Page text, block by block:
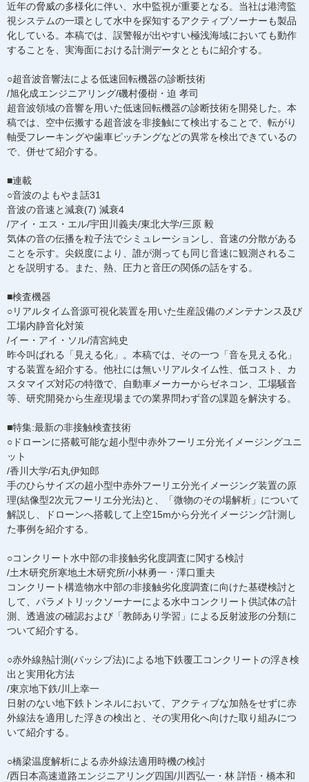
近年の脅威の多様化に伴い、水中監視が重要となる。当社は港湾監
視システムの一環として水中を探知するアクティブソーナーも製品
化している。本稿では、誤警報が出やすい極浅海域においても動作
することを、実海面における計測データとともに紹介する。
○超音波音響法による低速回転機器の診断技術
/旭化成エンジニアリング/磯村優樹・迫 孝司
超音波領域の音響を用いた低速回転機器の診断技術を開発した。本
稿では、空中伝搬する超音波を非接触にて検出することで、転がり
軸受フレーキングや歯車ピッチングなどの異常を検出できているの
で、併せて紹介する。
■連載
○音波のよもやま話31
音波の音速と減衰(7) 減衰4
/アイ・エス・エル/宇田川義夫/東北大学/三原 毅
気体の音の伝播を粒子法でシミュレーションし、音速の分散がある
ことを示す。尖鋭度により、誰が測っても同じ音速に観測されるこ
とを説明する。また、熱、圧力と音圧の関係の話をする。
■検査機器
○リアルタイム音源可視化装置を用いた生産設備のメンテナンス及び
工場内静音化対策
/イー・アイ・ソル/清宮純史
昨今叫ばれる「見える化」。本稿では、その一つ「音を見える化」
する装置を紹介する。他社には無いリアルタイム性、低コスト、カ
スタマイズ対応の特徴で、自動車メーカーからゼネコン、工場騒音
等、研究開発から生産現場までの業界問わず音の課題を解決する。
■特集:最新の非接触検査技術
○ドローンに搭載可能な超小型中赤外フーリエ分光イメージングユニ
ット
/香川大学/石丸伊知郎
手のひらサイズの超小型中赤外フーリエ分光イメージング装置の原
理(結像型2次元フーリエ分光法)と、「微物のその場解析」について
解説し、ドローンへ搭載して上空15mから分光イメージング計測し
た事例を紹介する。
○コンクリート水中部の非接触劣化度調査に関する検討
/土木研究所寒地土木研究所/小林勇一・澤口重夫
コンクリート構造物水中部の非接触劣化度調査に向けた基礎検討と
して、パラメトリックソーナーによる水中コンクリート供試体の計
測、透過波の確認および「教師あり学習」による反射波形の分類に
ついて紹介する。
○赤外線熱計測(パッシブ法)による地下鉄覆工コンクリートの浮き検
出と実用化方法
/東京地下鉄/川上幸一
日射のない地下鉄トンネルにおいて、アクティブな加熱をせずに赤
外線法を適用した浮きの検出と、その実用化へ向けた取り組みにつ
いて紹介する。
○橋梁温度解析による赤外線法適用時機の検討
/西日本高速道路エンジニアリング四国/川西弘一・林 詳悟・橋本和